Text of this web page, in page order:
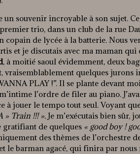
un souvenir incroyable à son sujet.
trio, dans un club de la rue
copain de lycée à la batterie. Nous
et je discutais avec ma maman
, à moitié saoul évidemment, deux
vraisemblablement quelques jurons
PLAY !”. Il se plante devant
l’ordre de filer au piano.
à jouer le tempo tout seul. Voyant
» Train !!! ». Je m’exécutais bien sûr,
gratifiant de quelques « good boy !
des thèmes de l’orchestre
le barman agacé, qui finira par